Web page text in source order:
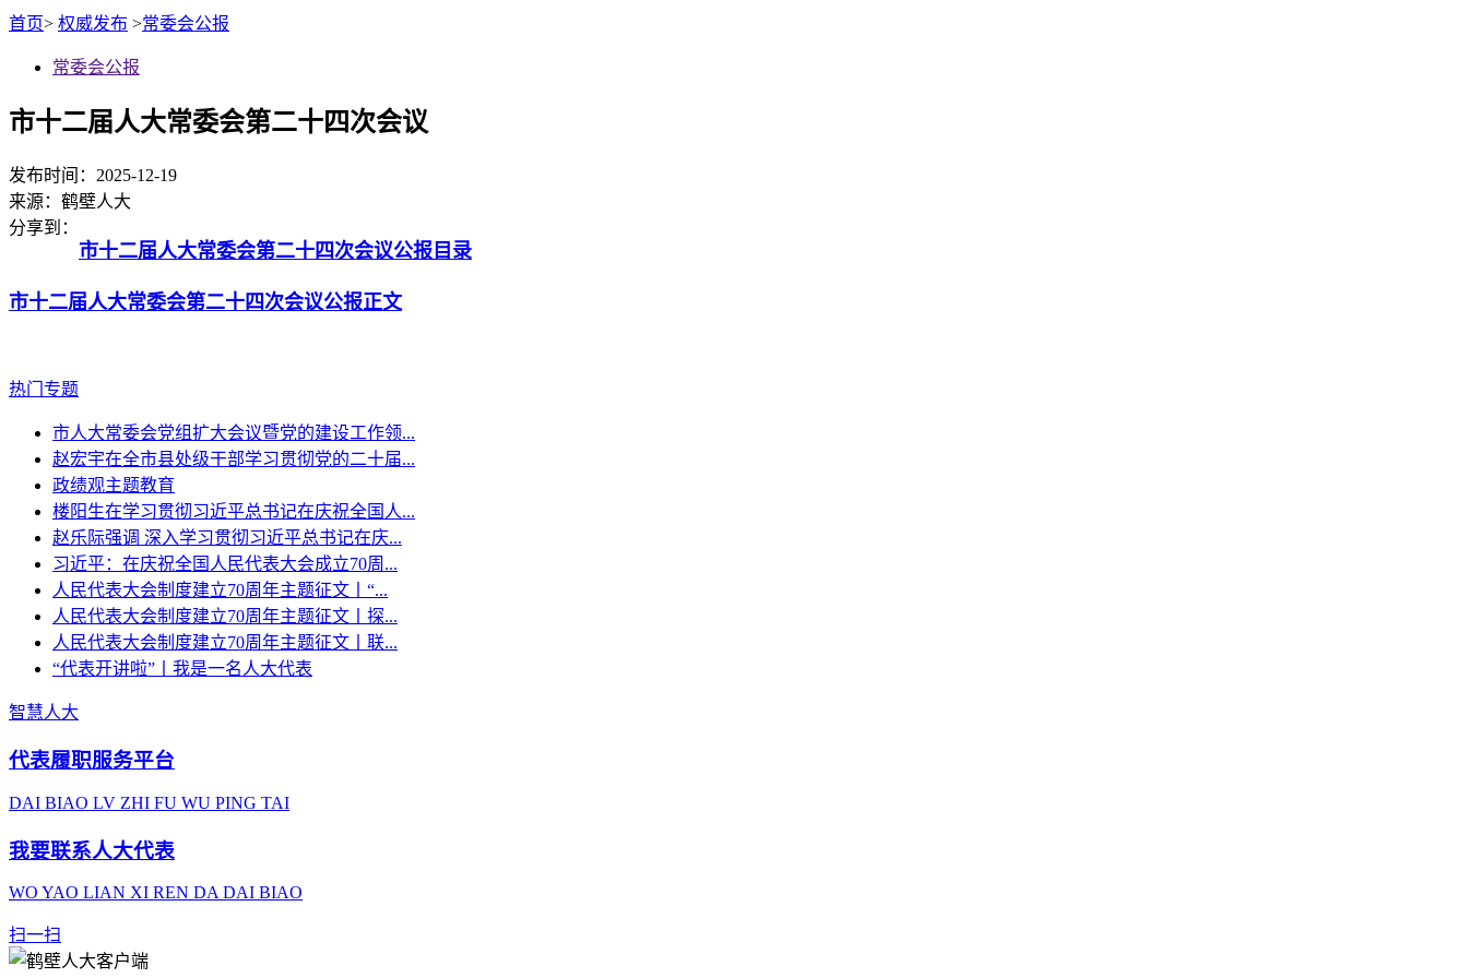
首页> 权威发布 >常委会公报
常委会公报
市十二届人大常委会第二十四次会议
发布时间：2025-12-19
来源： 鹤壁人大
分享到：
市十二届人大常委会第二十四次会议公报目录
市十二届人大常委会第二十四次会议公报正文
热门专题
市人大常委会党组扩大会议暨党的建设工作领...
赵宏宇在全市县处级干部学习贯彻党的二十届...
政绩观主题教育
楼阳生在学习贯彻习近平总书记在庆祝全国人...
赵乐际强调 深入学习贯彻习近平总书记在庆...
习近平：在庆祝全国人民代表大会成立70周...
人民代表大会制度建立70周年主题征文丨“...
人民代表大会制度建立70周年主题征文丨探...
人民代表大会制度建立70周年主题征文丨联...
“代表开讲啦”丨我是一名人大代表
智慧人大
代表履职服务平台
DAI BIAO LV ZHI FU WU PING TAI
我要联系人大代表
WO YAO LIAN XI REN DA DAI BIAO
扫一扫